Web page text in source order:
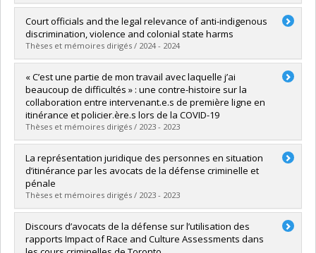
Graduate :Robin, Camille
Cycle :Master's
Grade :M. Sc.
Lien vers le document dans Papyrus
Court officials and the legal relevance of anti-indigenous
discrimination, violence and colonial state harms
Thèses et mémoires dirigés / 2024 - 2024
Graduate :Batista, Cecília
Cycle :Master's
Grade :M. Sc.
Lien vers le document dans Papyrus
« C’est une partie de mon travail avec laquelle j’ai
beaucoup de difficultés » : une contre-histoire sur la
collaboration entre intervenant.e.s de première ligne en
itinérance et policier.ère.s lors de la COVID-19
Thèses et mémoires dirigés / 2023 - 2023
Graduate :Beaulieu, Karl
Cycle :Master's
Grade :
Lien vers le document dans Papyrus
La représentation juridique des personnes en situation
d’itinérance par les avocats de la défense criminelle et
pénale
Thèses et mémoires dirigés / 2023 - 2023
Graduate :Spallanzani-Sarrasin, Nicolas
Cycle :Master's
Grade :M. Sc.
Discours d’avocats de la défense sur l’utilisation des
rapports Impact of Race and Culture Assessments dans